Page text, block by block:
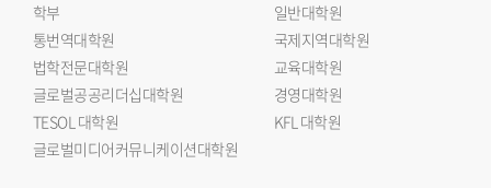
학부
일반대학원
통번역대학원
국제지역대학원
법학전문대학원
교육대학원
글로벌공공리더십대학원
경영대학원
TESOL 대학원
KFL 대학원
글로벌미디어커뮤니케이션대학원